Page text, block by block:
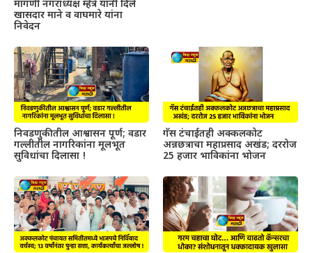
मागणी नगराध्यक्ष म्हेत्रे यांनी दिले
खासदार माने व वाघमारे यांना
निवेदन
निवडणुकीतील आश्वासन पूर्ण; वडार
गल्लीतील नागरिकांना मूलभूत
सुविधांचा दिलासा !
गॅस टंचाईतही अक्कलकोट
अन्नछत्राचा महाप्रसाद अखंड; दररोज
25 हजार भाविकांना भोजन